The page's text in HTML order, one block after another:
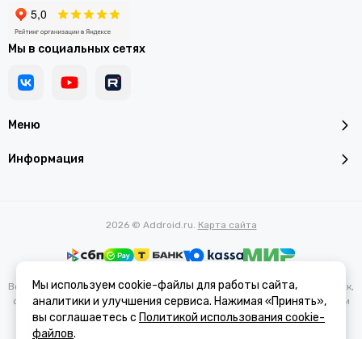
Меню
Информация
Мы в социальных сетях
2026 © Addroid.ru. Карта сайта
Вся представленная на сайте информация, касающаяся характеристик,
стоимости товаров и услуг, носит информационный характер и ни при
каких условиях не является публичной офертой, определяемой
положениями Статьи 437(2) Гражданского кодекса РФ.
Мы используем cookie-файлы для работы сайта,
аналитики и улучшения сервиса. Нажимая «Принять»,
вы соглашаетесь с Политикой использования cookie-
файлов.